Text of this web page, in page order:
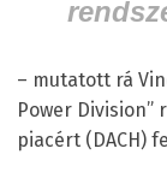
– mutatott rá
Power
piacért (DACH)